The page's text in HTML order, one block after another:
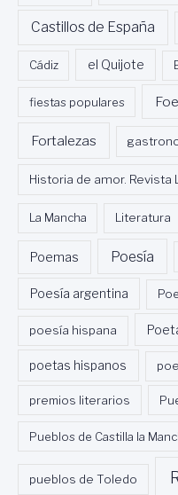
Castillos de España
Cádiz el Quijote
fiestas populares
Fortalezas
Historia de amor. Revista
La Mancha Literatura
Poemas Poesía
Poesía argentina
poesía hispana
poetas hispanos
premios literarios
Pueblos de Castilla la
pueblos de Toledo